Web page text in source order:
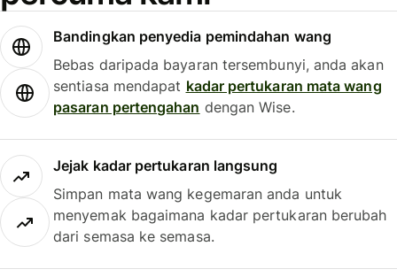
Bandingkan penyedia pemindahan wang
Bebas daripada bayaran tersembunyi, anda akan
sentiasa mendapat kadar pertukaran mata wang
pasaran pertengahan dengan Wise.
Jejak kadar pertukaran langsung
Simpan mata wang kegemaran anda untuk
menyemak bagaimana kadar pertukaran berubah
dari semasa ke semasa.